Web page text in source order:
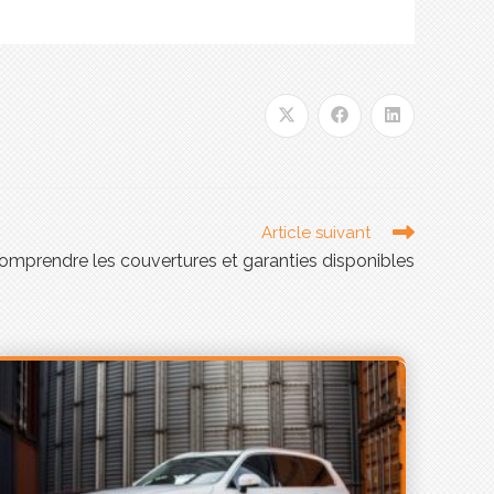
avez besoin. Profitez d’undevis gratuitet sans
crédit experts dans leur domaine. Ils pourront
Vous pourrez bénéficier d’uncréditavec les
Article suivant
les couvertures et garanties disponibles